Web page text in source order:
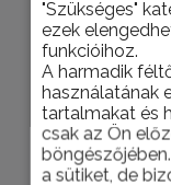
"Szükséges"
ezek
funkcióihoz.
A harmadik
használatának
tartalmakat és
csak az Ön
a sütiket, de
MOFÉM
0az 5-ből
29.246Ft
Kosárba teszem